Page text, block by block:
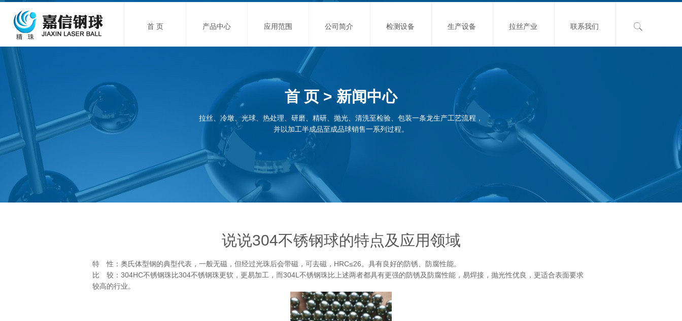
首 页 产品中心 应用范围 公司简介 检测设备 生产设备 拉丝产业 联系我们
首 页 > 新闻中心
拉丝、冷墩、光球、热处理、研磨、精研、抛光、清洗至检验、包装一条龙生产工艺流程，
并以加工半成品至成品球销售一系列过程。
说说304不锈钢球的特点及应用领域
特 性：奥氏体型钢的典型代表，一般无磁，但经过光珠后会带磁，可去磁，HRC≤26。具有良好的防锈、防腐性能。
比 较：304HC不锈钢珠比304不锈钢珠更软，更易加工，而304L不锈钢珠比上述两者都具有更强的防锈及防腐性能，易焊接，抛光性优良，更适合表面要求
较高的行业。